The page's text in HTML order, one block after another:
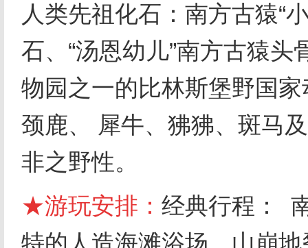
人类先祖化石：南方古猿“
石、“汤恩幼儿”南方古猿
物园之一的比林斯堡野国
颈鹿、 犀牛、狒狒、斑马
非之野性。
★游玩安排： 经典行程：
特的人造海滩浴场、山崩